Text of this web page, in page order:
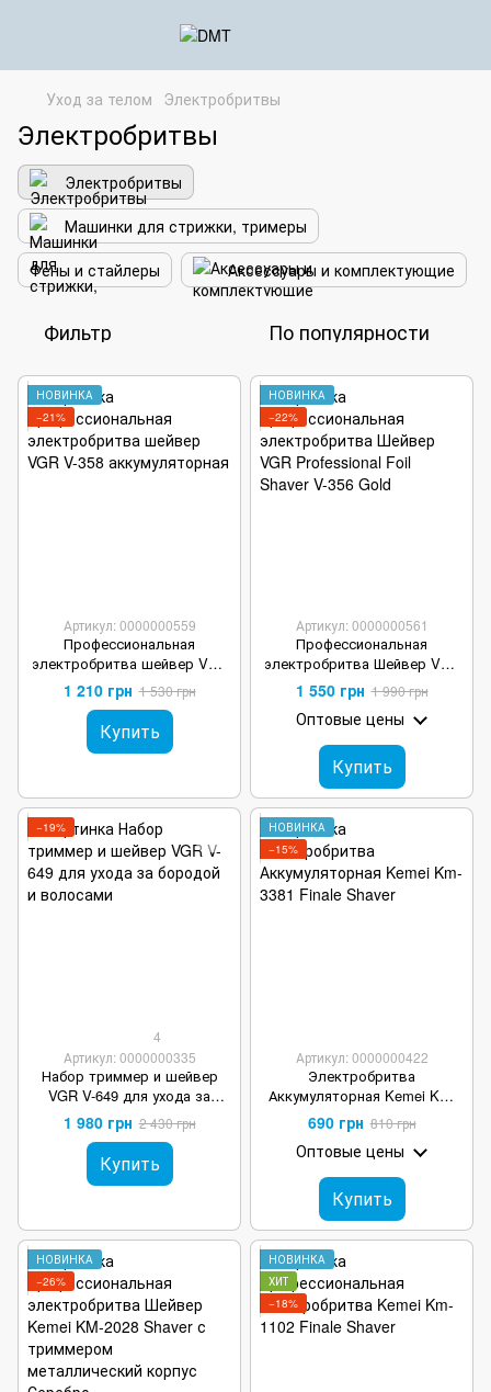
Уход за телом Электробритвы
Электробритвы
Электробритвы
Машинки для стрижки, тримеры
Фены и стайлеры
Аксессуары и комплектующие
Фильтр По популярности
НОВИНКА
−21%
Артикул: 0000000559
Профессиональная
электробритва шейвер VGR
V-358 аккумуляторная
1 210 грн 1 530 грн
Купить
НОВИНКА
−22%
Артикул: 0000000561
Профессиональная
электробритва Шейвер VGR
Professional Foil Shaver V-356
Gold
1 550 грн 1 990 грн
Оптовые цены
Купить
−19%
4
Артикул: 0000000335
Набор триммер и шейвер
VGR V-649 для ухода за
бородой и волосами
1 980 грн 2 430 грн
Купить
НОВИНКА
−15%
Артикул: 0000000422
Электробритва
Аккумуляторная Kemei Km-
3381 Finale Shaver
690 грн 810 грн
Оптовые цены
Купить
НОВИНКА
−26%
НОВИНКА
ХИТ
−18%